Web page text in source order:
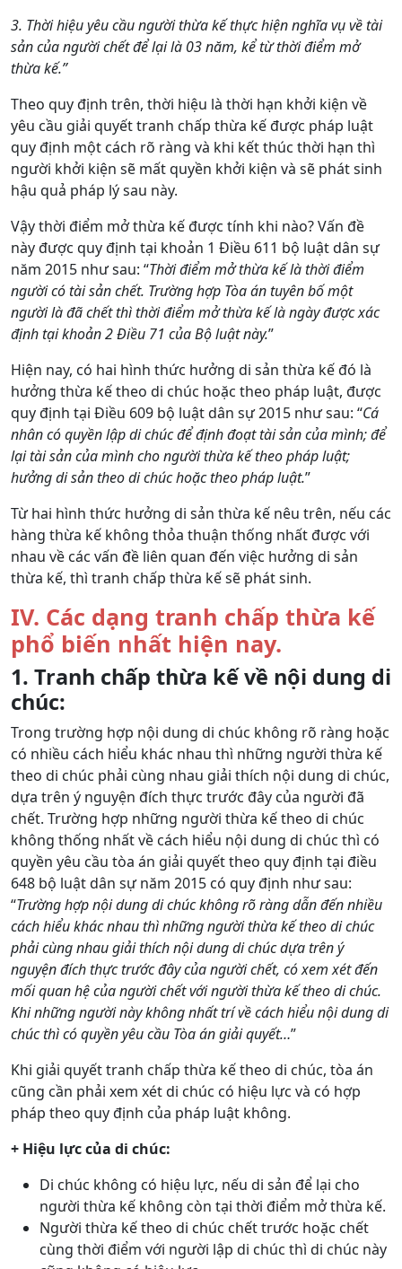
3. Thời hiệu yêu cầu người thừa kế thực hiện nghĩa vụ về tài
sản của người chết để lại là 03 năm, kể từ thời điểm mở
thừa kế.”
Theo quy định trên, thời hiệu là thời hạn khởi kiện về
yêu cầu giải quyết tranh chấp thừa kế được pháp luật
quy định một cách rõ ràng và khi kết thúc thời hạn thì
người khởi kiện sẽ mất quyền khởi kiện và sẽ phát sinh
hậu quả pháp lý sau này.
Vậy thời điểm mở thừa kế được tính khi nào? Vấn đề
này được quy định tại khoản 1 Điều 611 bộ luật dân sự
năm 2015 như sau: “Thời điểm mở thừa kế là thời điểm
người có tài sản chết. Trường hợp Tòa án tuyên bố một
người là đã chết thì thời điểm mở thừa kế là ngày được xác
định tại khoản 2 Điều 71 của Bộ luật này.”
Hiện nay, có hai hình thức hưởng di sản thừa kế đó là
hưởng thừa kế theo di chúc hoặc theo pháp luật, được
quy định tại Điều 609 bộ luật dân sự 2015 như sau: “Cá
nhân có quyền lập di chúc để định đoạt tài sản của mình; để
lại tài sản của mình cho người thừa kế theo pháp luật;
hưởng di sản theo di chúc hoặc theo pháp luật.”
Từ hai hình thức hưởng di sản thừa kế nêu trên, nếu các
hàng thừa kế không thỏa thuận thống nhất được với
nhau về các vấn đề liên quan đến việc hưởng di sản
thừa kế, thì tranh chấp thừa kế sẽ phát sinh.
IV. Các dạng tranh chấp thừa kế
phổ biến nhất hiện nay.
1. Tranh chấp thừa kế về nội dung di
chúc:
Trong trường hợp nội dung di chúc không rõ ràng hoặc
có nhiều cách hiểu khác nhau thì những người thừa kế
theo di chúc phải cùng nhau giải thích nội dung di chúc,
dựa trên ý nguyện đích thực trước đây của người đã
chết. Trường hợp những người thừa kế theo di chúc
không thống nhất về cách hiểu nội dung di chúc thì có
quyền yêu cầu tòa án giải quyết theo quy định tại điều
648 bộ luật dân sự năm 2015 có quy định như sau:
“Trường hợp nội dung di chúc không rõ ràng dẫn đến nhiều
cách hiểu khác nhau thì những người thừa kế theo di chúc
phải cùng nhau giải thích nội dung di chúc dựa trên ý
nguyện đích thực trước đây của người chết, có xem xét đến
mối quan hệ của người chết với người thừa kế theo di chúc.
Khi những người này không nhất trí về cách hiểu nội dung di
chúc thì có quyền yêu cầu Tòa án giải quyết…”
Khi giải quyết tranh chấp thừa kế theo di chúc, tòa án
cũng cần phải xem xét di chúc có hiệu lực và có hợp
pháp theo quy định của pháp luật không.
+ Hiệu lực của di chúc:
Di chúc không có hiệu lực, nếu di sản để lại cho
người thừa kế không còn tại thời điểm mở thừa kế.
Người thừa kế theo di chúc chết trước hoặc chết
cùng thời điểm với người lập di chúc thì di chúc này